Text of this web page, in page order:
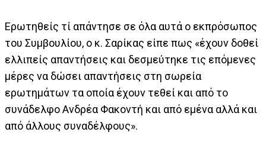
Ερωτηθείς τί απάντησε σε όλα αυτά ο εκπρόσωπος
του Συμβουλίου, ο κ. Σαρίκας είπε πως «έχουν δοθεί
ελλιπείς απαντήσεις και δεσμεύτηκε τις επόμενες
μέρες να δώσει απαντήσεις στη σωρεία
ερωτημάτων τα οποία έχουν τεθεί και από το
συνάδελφο Ανδρέα Φακοντή και από εμένα αλλά και
από άλλους συναδέλφους».